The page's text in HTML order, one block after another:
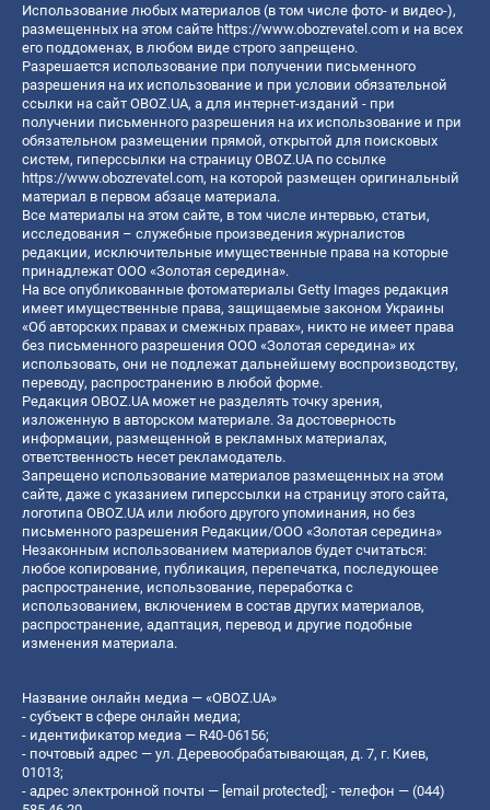
Использование любых материалов (в том числе фото- и видео-),
размещенных на этом сайте https://www.obozrevatel.com и на всех
его поддоменах, в любом виде строго запрещено.
Разрешается использование при получении письменного
разрешения на их использование и при условии обязательной
ссылки на сайт OBOZ.UA, а для интернет-изданий - при
получении письменного разрешения на их использование и при
обязательном размещении прямой, открытой для поисковых
систем, гиперссылки на страницу OBOZ.UA по ссылке
https://www.obozrevatel.com, на которой размещен оригинальный
материал в первом абзаце материала.
Все материалы на этом сайте, в том числе интервью, статьи,
исследования – служебные произведения журналистов
редакции, исключительные имущественные права на которые
принадлежат ООО «Золотая середина».
На все опубликованные фотоматериалы Getty Images редакция
имеет имущественные права, защищаемые законом Украины
«Об авторских правах и смежных правах», никто не имеет права
без письменного разрешения ООО «Золотая середина» их
использовать, они не подлежат дальнейшему воспроизводству,
переводу, распространению в любой форме.
Редакция OBOZ.UA может не разделять точку зрения,
изложенную в авторском материале. За достоверность
информации, размещенной в рекламных материалах,
ответственность несет рекламодатель.
Запрещено использование материалов размещенных на этом
сайте, даже с указанием гиперссылки на страницу этого сайта,
логотипа OBOZ.UA или любого другого упоминания, но без
письменного разрешения Редакции/ООО «Золотая середина»
Незаконным использованием материалов будет считаться:
любое копирование, публикация, перепечатка, последующее
распространение, использование, переработка с
использованием, включением в состав других материалов,
распространение, адаптация, перевод и другие подобные
изменения материала.
Название онлайн медиа — «OBOZ.UA»
- субъект в сфере онлайн медиа;
- идентификатор медиа — R40-06156;
- почтовый адрес — ул. Деревообрабатывающая, д. 7, г. Киев,
01013;
- адрес электронной почты — [email protected]; - телефон — (044)